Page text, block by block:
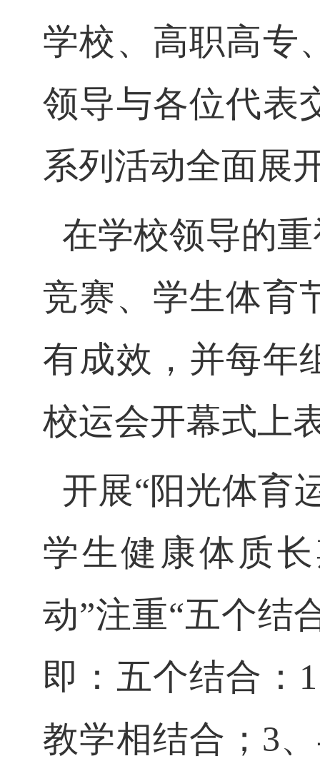
学校、高职高专
领导与各位代表
系列活动全面展
在学校领导的
竞赛、学生体育
有成效，并每年
校运会开幕式上
开展“阳光体育
学生健康体质
动”注重“五个结
即：五个结合： 1
教学相结合； 3